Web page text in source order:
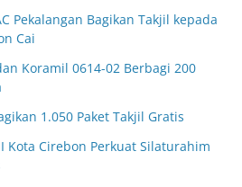
Pekalangan Bagikan Takjil kepada
Cai
Koramil 0614-02 Berbagi 200
1.050 Paket Takjil Gratis
Kota Cirebon Perkuat Silaturahim